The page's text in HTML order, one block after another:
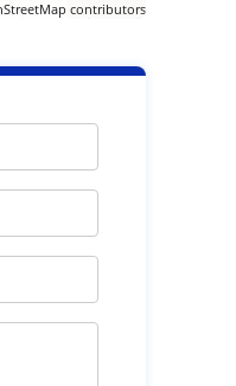
contributors